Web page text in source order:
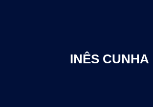
INÊS CUNHA